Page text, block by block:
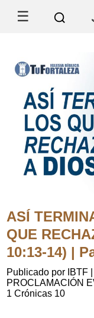
☰
ASÍ
QUE
10:13-14) |
Publicado por IBTF
PROCLAMACIÓN
1 Crónicas 10